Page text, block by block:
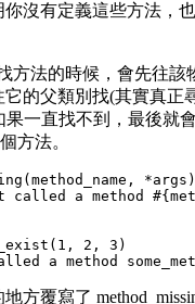
沒有定義這些方法，
方法的時候，會先往該
的父類別找(其實真正
一直找不到，最後就
方法。
*args)
called a method
2, 3)
方覆寫了